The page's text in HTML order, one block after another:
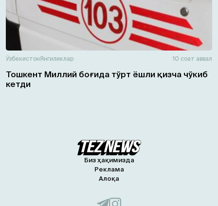
ЎзбекистонЯнгиликлар 10 соат аввал
Тошкент Миллий боғида тўрт ёшли қизча чўкиб
кетди
Биз ҳақимизда
Реклама
Алоқа